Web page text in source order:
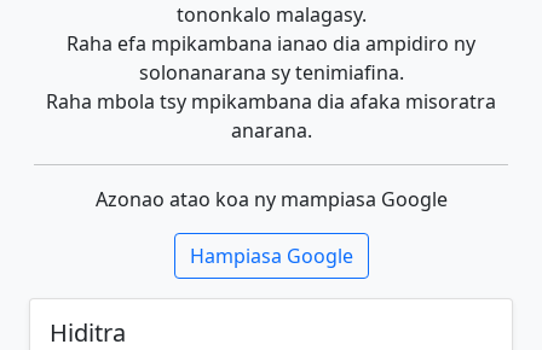
tononkalo malagasy.
Raha efa mpikambana ianao dia ampidiro ny
solonanarana sy tenimiafina.
Raha mbola tsy mpikambana dia afaka misoratra
anarana.
Azonao atao koa ny mampiasa Google
Hampiasa Google
Hiditra